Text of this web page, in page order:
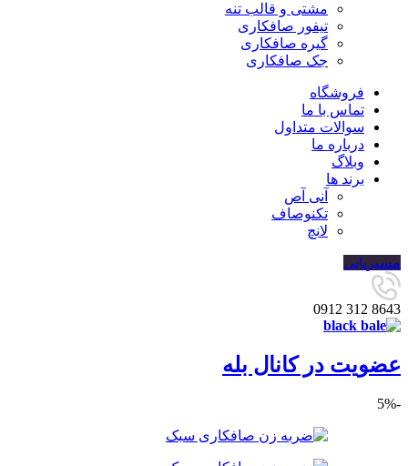
مشتی و قالب تنه
تیفور صافکاری
گیره صافکاری
جک صافکاری
فروشگاه
تماس با ما
سوالات متداول
درباره ما
وبلاگ
برند ها
آنی آص
تکنوصاف
لانچ
مسیریابی
8643 312 0912
عضویت در کانال بله
-5%